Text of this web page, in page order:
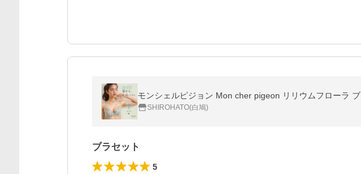
モンシェルピジョン Mon cher pigeon リリウムフローラ
SHIROHATO(白鳩)
ブラセット
5